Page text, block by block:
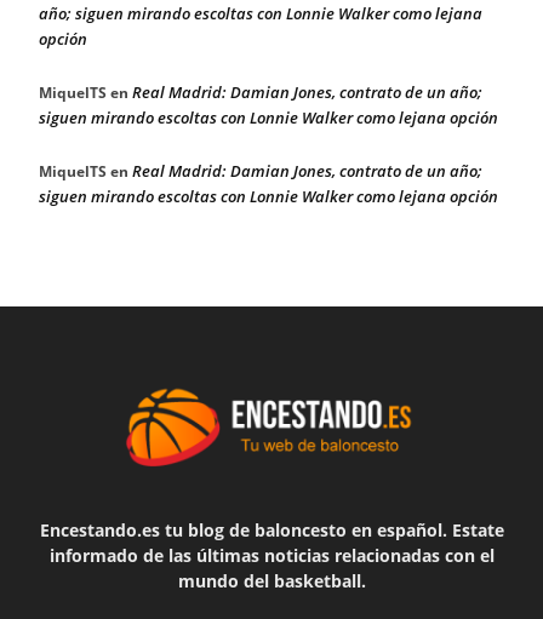
año; siguen mirando escoltas con Lonnie Walker como lejana
opción
MiquelTS en Real Madrid: Damian Jones, contrato de un año;
siguen mirando escoltas con Lonnie Walker como lejana opción
MiquelTS en Real Madrid: Damian Jones, contrato de un año;
siguen mirando escoltas con Lonnie Walker como lejana opción
Encestando.es tu blog de baloncesto en español. Estate
informado de las últimas noticias relacionadas con el
mundo del basketball.